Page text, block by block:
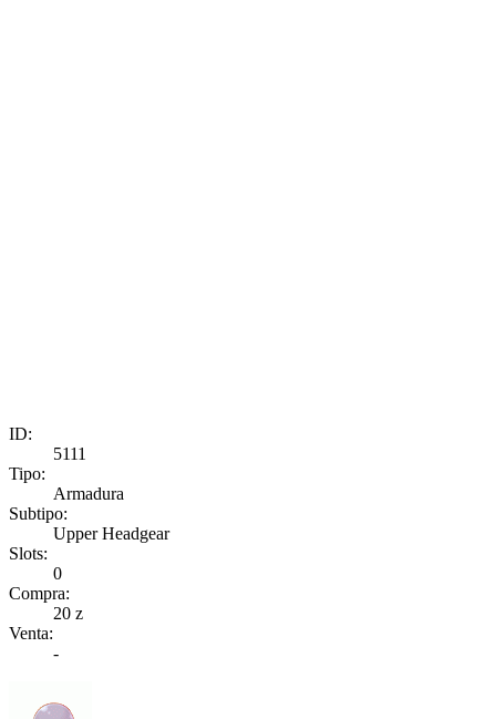
ID:
5111
Tipo:
Armadura
Subtipo:
Upper Headgear
Slots:
0
Compra:
20 z
Venta:
-